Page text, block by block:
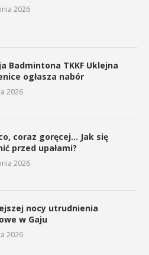
2026
Badmintona TKKF Uklejna
ogłasza nabór
2026
coraz goręcej… Jak się
przed upałami?
2026
nocy utrudnienia
w Gaju
2026